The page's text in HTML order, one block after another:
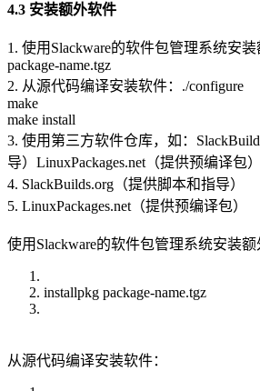
4.3 安装额外软件
1. 使用Slackware的软件包管理系统安
package-name.tgz
2. 从源代码编译安装软件：./configure
make
make install
3. 使用第三方软件仓库，如：
导）LinuxPackages.net（提供预编译包）
4. SlackBuilds.org（提供脚本和指导）
5. LinuxPackages.net（提供预编译包）
使用Slackware的软件包管理系统安装额
installpkg package-name.tgz
从源代码编译安装软件：